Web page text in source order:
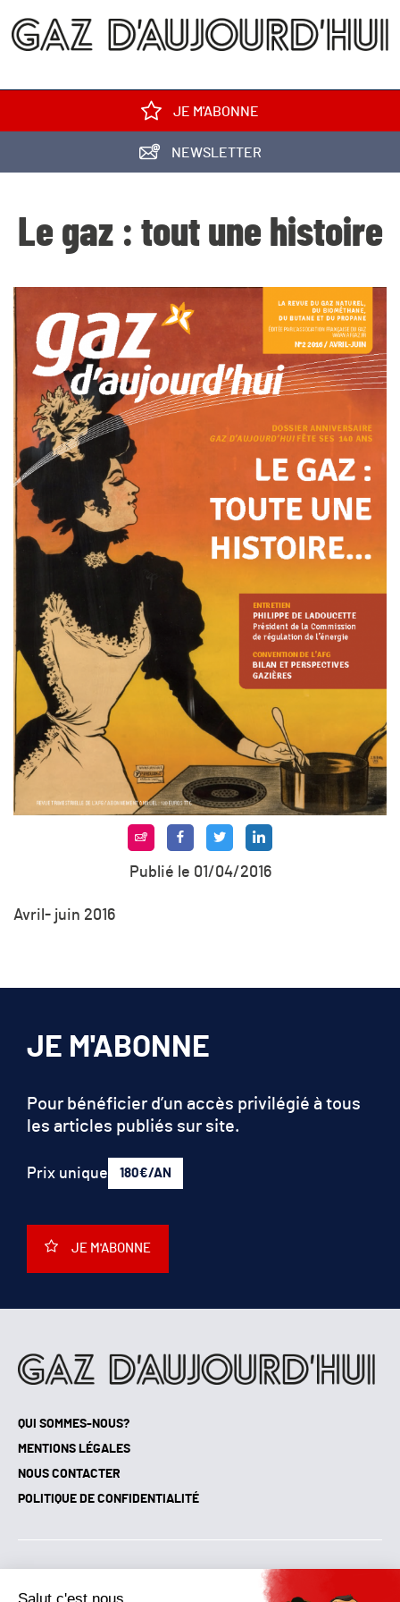
JE M'ABONNE
NEWSLETTER
Le gaz : tout une histoire
Publié le 01/04/2016
Avril- juin 2016
QUI SOMMES-NOUS?
MENTIONS LÉGALES
NOUS CONTACTER
POLITIQUE DE CONFIDENTIALITÉ
JE M'ABONNE
Pour bénéficier d’un accès privilégié à tous
les articles publiés sur site.
Prix unique 180€/AN
JE M'ABONNE